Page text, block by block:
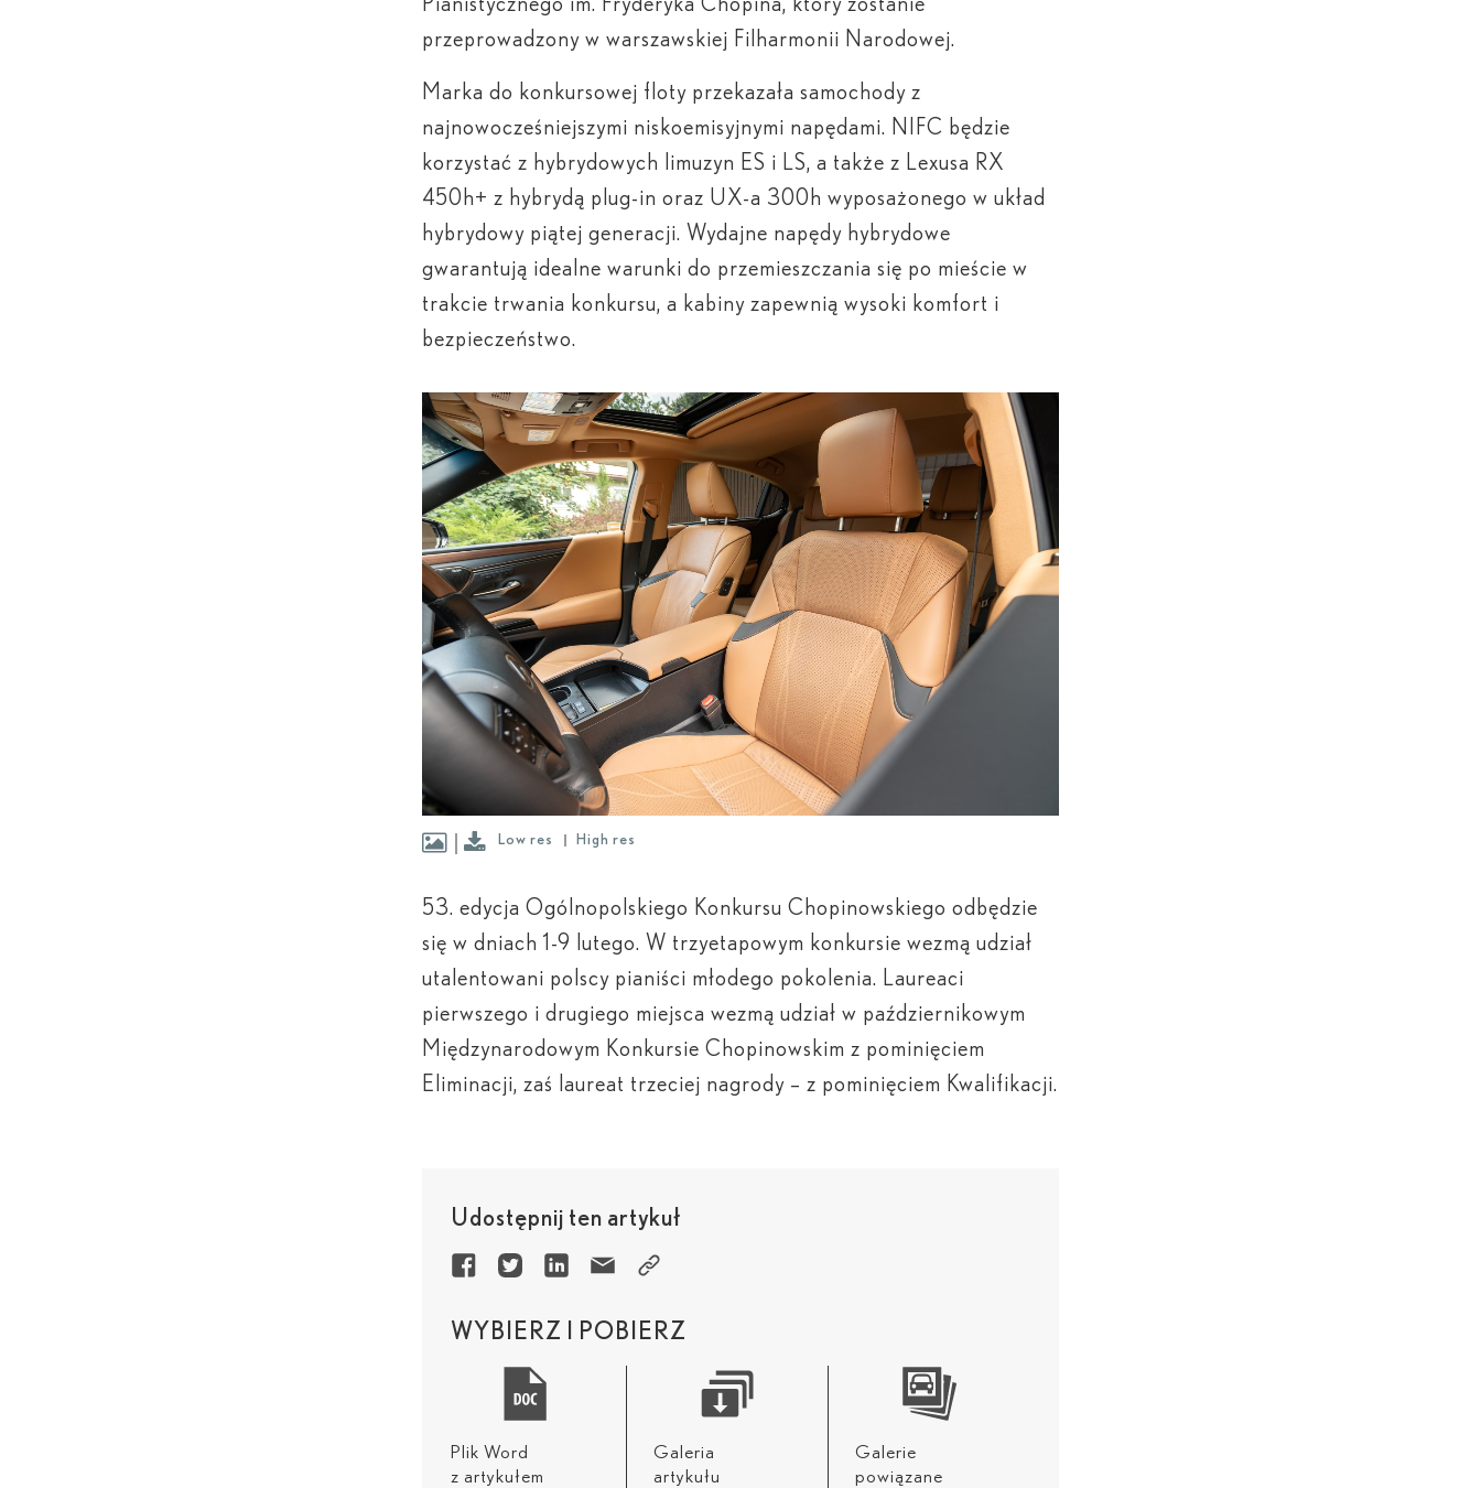
przeprowadzony w warszawskiej Filharmonii Narodowej.
Marka do konkursowej floty przekazała samochody z
najnowocześniejszymi niskoemisyjnymi napędami. NIFC będzie
korzystać z hybrydowych limuzyn ES i LS, a także z Lexusa RX
450 h+ z hybrydą plug-in oraz UX-a 300 h wyposażonego w układ
hybrydowy piątej generacji. Wydajne napędy hybrydowe
gwarantują idealne warunki do przemieszczania się po mieście w
trakcie trwania konkursu, a kabiny zapewnią wysoki komfort i
bezpieczeństwo.
Low res High res
53. edycja Ogólnopolskiego Konkursu Chopinowskiego odbędzie
się w dniach 1-9 lutego. W trzyetapowym konkursie wezmą udział
utalentowani polscy pianiści młodego pokolenia. Laureaci
pierwszego i drugiego miejsca wezmą udział w październikowym
Międzynarodowym Konkursie Chopinowskim z pominięciem
Eliminacji, zaś laureat trzeciej nagrody – z pominięciem Kwalifikacji.
WYBIERZ I POBIERZ
Plik Word
z artykułem
Galeria
artykułu
Galerie
powiązane
Udostępnij ten artykuł